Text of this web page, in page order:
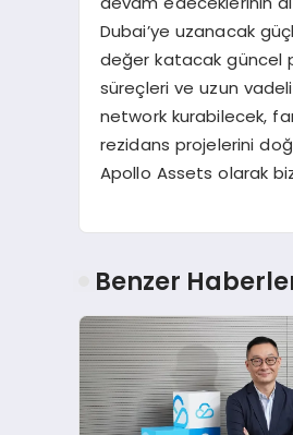
Dubai’ye uzanacak
değer katacak güncel
süreçleri ve uzun vadeli
network kurabilecek,
rezidans projelerini
Apollo Assets olarak
Benzer